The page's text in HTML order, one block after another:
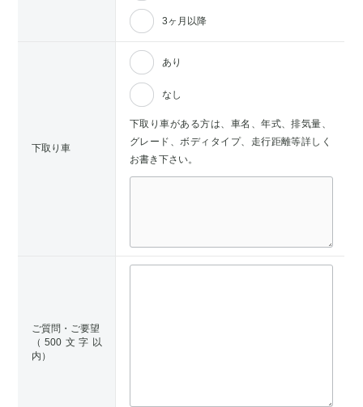
3ヶ月以降
下取り車
あり
なし
下取り車がある方は、車名、年式、排気量、
グレード、ボディタイプ、走行距離等詳しく
お書き下さい。
ご質問・ご要望
（500文字以
内）